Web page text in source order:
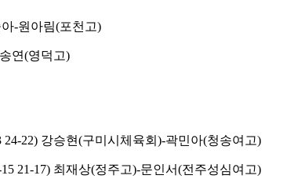
-원아림(포천고)
연(영덕고)
24-22) 강승현(구미시체육회 )-곽민아(청송여고)
21-17) 최재상(정주고)-문인서(전주성심여고)